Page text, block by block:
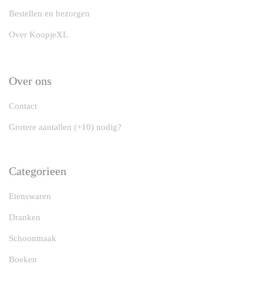
Bestellen en bezorgen
Over KoopjeXL
Over ons
Contact
Grotere aantallen (+10) nodig?
Categorieen
Etenswaren
Dranken
Schoonmaak
Boeken